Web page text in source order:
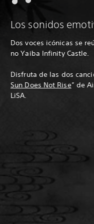
Los sonidos
Dos voces icónicas se
no Yaiba Infinity Castle.
Disfruta de las dos
Sun Does Not Rise” de
LiSA.